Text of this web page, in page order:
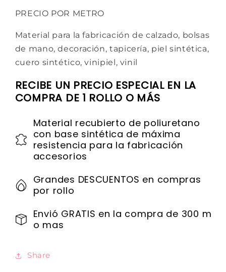
PRECIO POR METRO
Material para la fabricación de calzado, bolsas
de mano, decoración, tapicería, piel sintética,
cuero sintético, vinipiel, vinil
RECIBE UN PRECIO ESPECIAL EN LA
COMPRA DE 1 ROLLO O MÁS
Material recubierto de poliuretano
con base sintética de máxima
resistencia para la fabricación
accesorios
Grandes DESCUENTOS en compras
por rollo
Envió GRATIS en la compra de 300 m
o mas
Share